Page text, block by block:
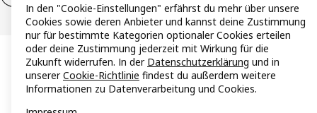
In den "Cookie-Einstellungen" erfährst du mehr über unsere
Cookies sowie deren Anbieter und kannst deine Zustimmung
nur für bestimmte Kategorien optionaler Cookies erteilen
oder deine Zustimmung jederzeit mit Wirkung für die
Zukunft widerrufen. In der Datenschutzerklärung und in
unsererCookie-Richtlinie findest du außerdem weitere
Informationen zu Datenverarbeitung und Cookies.